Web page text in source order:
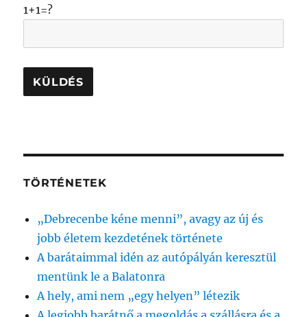
1+1=?
TÖRTÉNETEK
„Debrecenbe kéne menni”, avagy az új és
jobb életem kezdetének története
A barátaimmal idén az autópályán keresztül
mentünk le a Balatonra
A hely, ami nem „egy helyen” létezik